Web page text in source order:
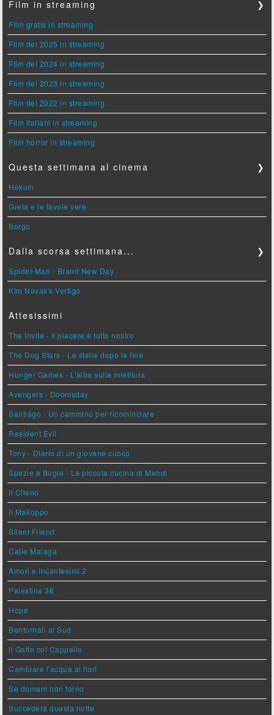
Film in streaming ❯
Film gratis in streaming
Film del 2025 in streaming
Film del 2024 in streaming
Film del 2023 in streaming
Film del 2022 in streaming
Film italiani in streaming
Film horror in streaming
Questa settimana al cinema ❯
Hokum
Greta e le favole vere
Borgo
Dalla scorsa settimana... ❯
Spider-Man - Brand New Day
Kim Novak's Vertigo
Attesissimi
The Invite - Il piacere è tutto nostro
The Dog Stars - Le stelle dopo la fine
Hunger Games - L'alba sulla mietitura
Avengers - Doomsday
Santiago - Un cammino per ricominciare
Resident Evil
Tony - Diario di un giovane cuoco
Spezie e Bugie - La piccola cucina di Mehdi
Il Cileno
Il Malloppo
Silent Friend
Calle Malaga
Amori e Incantesimi 2
Palestina 36
Hope
Bentornati al Sud
Il Gatto col Cappello
Cambiare l'acqua ai fiori
Se domani non torno
Succederà questa notte